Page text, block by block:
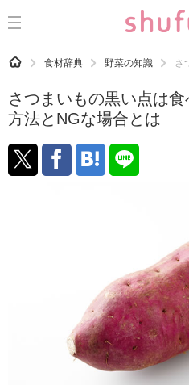
CATEGORY 記事カテゴリ
運気
洗濯
生活の知恵
食材辞典
おすすめ
HOME 食材辞典 野菜の知識 さ
さつまいもの黒い点は
方法とNGな場合とは